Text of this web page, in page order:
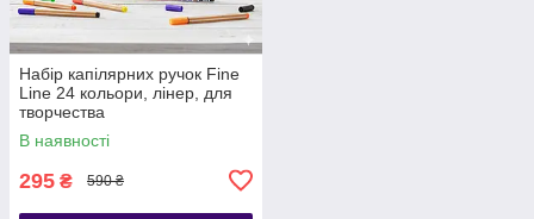
Набір капілярних ручок Fine
Line 24 кольори, лінер, для
творчества
В наявності
295 ₴ 590 ₴